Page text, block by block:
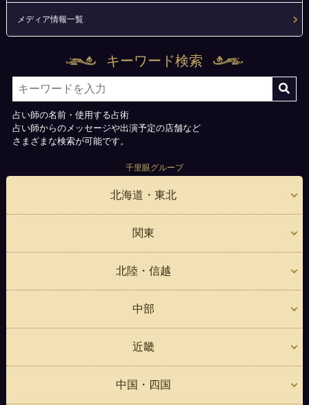
メディア情報一覧
キーワード検索
占い師の名前・使用する占術
占い師からのメッセージや出演予定の店舗など
さまざまな検索が可能です。
千里眼グループ
北海道・東北
関東
北陸・信越
中部
近畿
中国・四国